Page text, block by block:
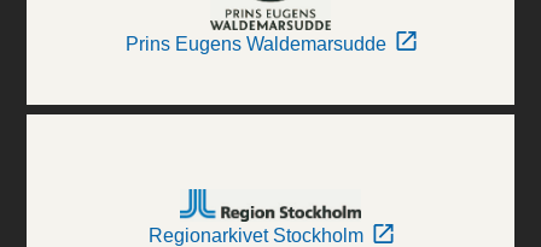
Prins Eugens Waldemarsudde
Regionarkivet Stockholm